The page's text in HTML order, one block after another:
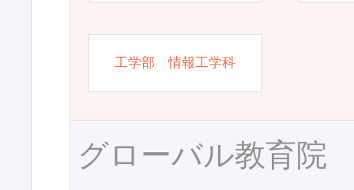
工学部 情報工学科
グローバル教育院